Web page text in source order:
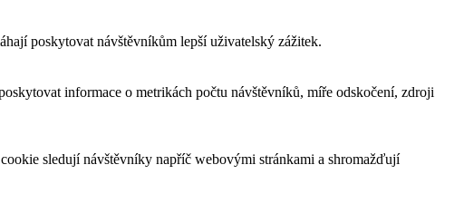
poskytovat návštěvníkům lepší uživatelský zážitek.
informace o metrikách počtu návštěvníků, míře odskočení, zdroji
sledují návštěvníky napříč webovými stránkami a shromažďují